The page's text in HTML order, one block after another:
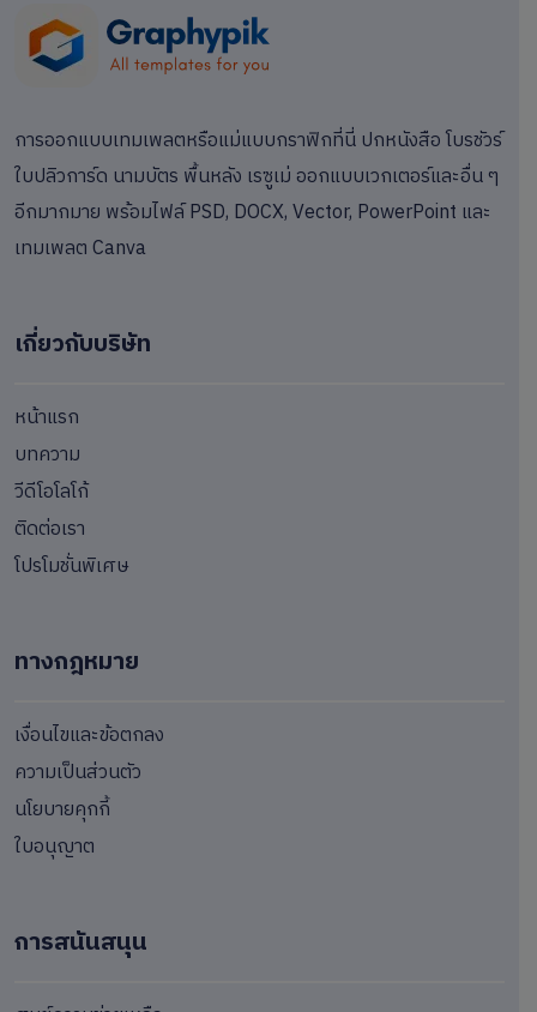
การออกแบบเทมเพลตหรือแม่แบบกราฟิกที่นี่ ปกหนังสือ โบรชัวร์
ใบปลิวการ์ด นามบัตร พื้นหลัง เรซูเม่ ออกแบบเวกเตอร์และอื่น ๆ
อีกมากมาย พร้อมไฟล์ PSD, DOCX, Vector, PowerPoint และ
เทมเพลต Canva
เกี่ยวกับบริษัท
หน้าแรก
บทความ
วีดีโอโลโก้
ติดต่อเรา
โปรโมชั่นพิเศษ
ทางกฎหมาย
เงื่อนไขและข้อตกลง
ความเป็นส่วนตัว
นโยบายคุกกี้
ใบอนุญาต
การสนันสนุน